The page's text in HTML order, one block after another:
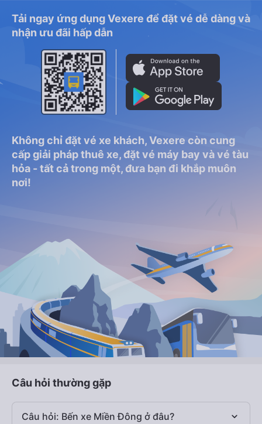
Tải ngay ứng dụng Vexere để đặt vé dễ dàng và
nhận ưu đãi hấp dẫn
Không chỉ đặt vé xe khách, Vexere còn cung
cấp giải pháp thuê xe, đặt vé máy bay và vé tàu
hỏa - tất cả trong một, đưa bạn đi khắp muôn
nơi!
Câu hỏi thường gặp
Câu hỏi: Bến xe Miền Đông ở đâu?